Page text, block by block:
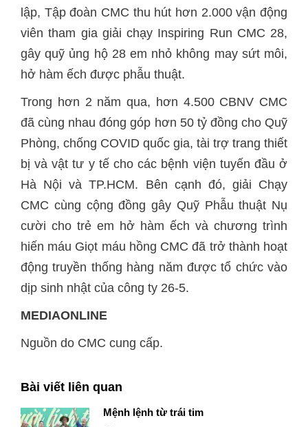
lập, Tập đoàn CMC thu hút hơn 2.000 vận động
viên tham gia giải chạy Inspiring Run CMC 28,
gây quỹ ủng hộ 28 em nhỏ không may sứt môi,
hở hàm ếch được phẫu thuật.
Trong hơn 2 năm qua, hơn 4.500 CBNV CMC
đã cùng nhau đóng góp hơn 50 tỷ đồng cho Quỹ
Phòng, chống COVID quốc gia, tài trợ trang thiết
bị và vật tư y tế cho các bệnh viện tuyến đầu ở
Hà Nội và TP.HCM. Bên cạnh đó, giải Chạy
CMC cùng cộng đồng gây Quỹ Phẫu thuật Nụ
cười cho trẻ em hở hàm ếch và chương trình
hiến máu Giọt máu hồng CMC đã trở thành hoạt
động truyền thống hàng năm được tổ chức vào
dịp sinh nhật của công ty 26-5.
MEDIAONLINE
Nguồn do CMC cung cấp.
Bài viết liên quan
Mệnh lệnh từ trái tim